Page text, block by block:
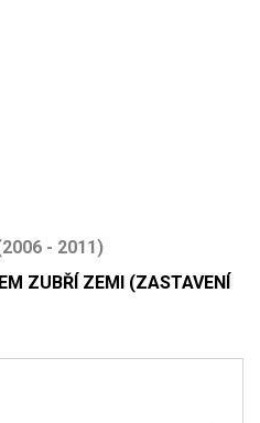
- 2011)
ZUBŘÍ ZEMI (ZASTAVENÍ